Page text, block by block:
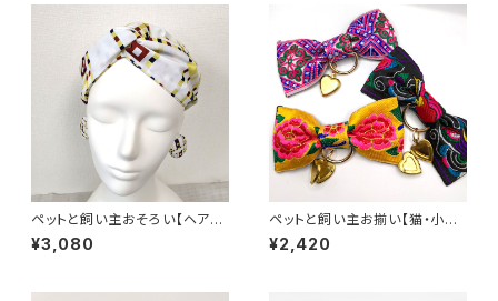
ペットと飼い主おそろい【ヘアバ
ンド ターバン】アートシリー
ズ モンドリアン（黄） 現代アー
¥3,080
ペットと飼い主お揃い【猫・小型
犬用 首輪（大） 全3色】迷子札に
もなるロケットチャーム付き！刺
¥2,420